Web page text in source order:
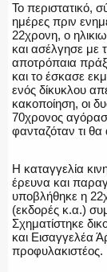
ΕΝΟΠΛΕΣ
ΕΚΑΒ
ΑΣΤΥΝΟΜΙΚΟ
Το περιστατικό,
ημέρες πριν
22χρονη, ο
και ασέλγησε με
αποτρόπαια
και το έσκασε
ενός δίκυκλου
κακοποίηση, οι
70χρονος
φανταζόταν τι
Η καταγγελία
έρευνα και
υποβλήθηκε η
(εκδορές κ.α.)
Σχηματίστηκε
και Εισαγγελέα
προφυλακιστέος.